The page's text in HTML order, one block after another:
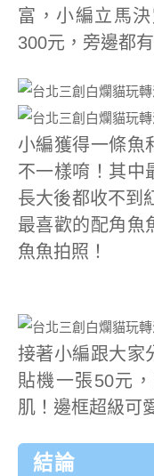
富，小編立馬
300元，旁邊都
小編獲得一條魚
不一樣唷！其中
長大後都收不到
最喜歡的配角魚
魚魚拍照！
接著小編跟大家
貼機一張50元
肌！邊框超級可
結論